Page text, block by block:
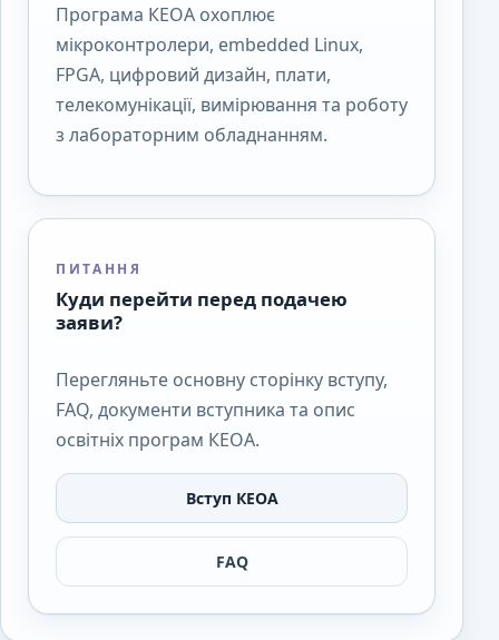
Програма КЕОА охоплює
мікроконтролери, embedded Linux,
FPGA, цифровий дизайн, плати,
телекомунікації, вимірювання та роботу
з лабораторним обладнанням.
ПИТАННЯ
Куди перейти перед подачею
заяви?
Перегляньте основну сторінку вступу,
FAQ, документи вступника та опис
освітніх програм КЕОА.
Вступ КЕОА
FAQ